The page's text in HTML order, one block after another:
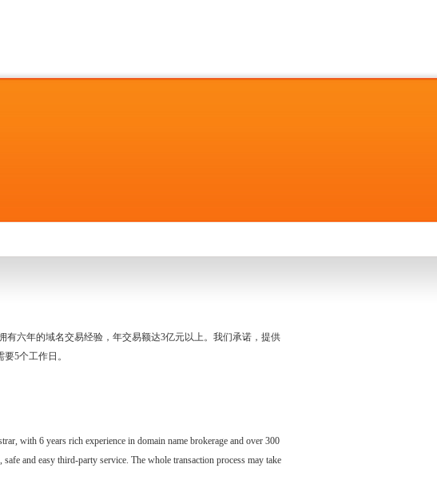
有六年的域名交易经验，年交易额达3亿元以上。我们承诺，提供
5个工作日。
with 6 years rich experience in domain name brokerage and over 300
and easy third-party service. The whole transaction process may take